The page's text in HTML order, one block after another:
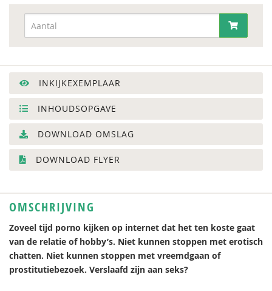
INKIJKEXEMPLAAR
INHOUDSOPGAVE
DOWNLOAD OMSLAG
DOWNLOAD FLYER
OMSCHRIJVING
Zoveel tijd porno kijken op internet dat het ten koste gaat
van de relatie of hobby’s. Niet kunnen stoppen met erotisch
chatten. Niet kunnen stoppen met vreemdgaan of
prostitutiebezoek. Verslaafd zijn aan seks?